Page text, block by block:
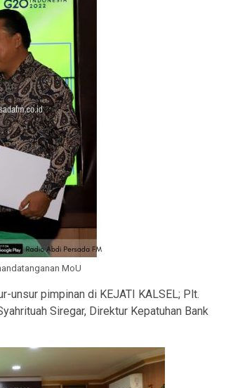
MoU
unsur pimpinan di KEJATI KALSEL; Plt.
Siregar, Direktur Kepatuhan Bank